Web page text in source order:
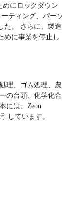
めにロックダウン
ティング、パーソ
た。 さらに、製造
めに事業を停止し
理、ゴム処理、農
の台頭、化学化合
には、Zeon
しています。